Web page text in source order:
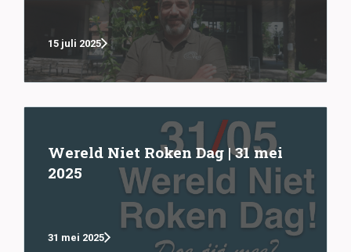
15 juli 2025
Wereld Niet Roken Dag | 31 mei
2025
31 mei 2025